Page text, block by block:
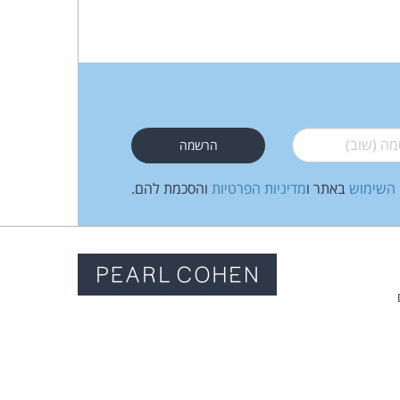
(שוב)*
השימוש באתר ומדיניות הפרטיות והסכמת להם.